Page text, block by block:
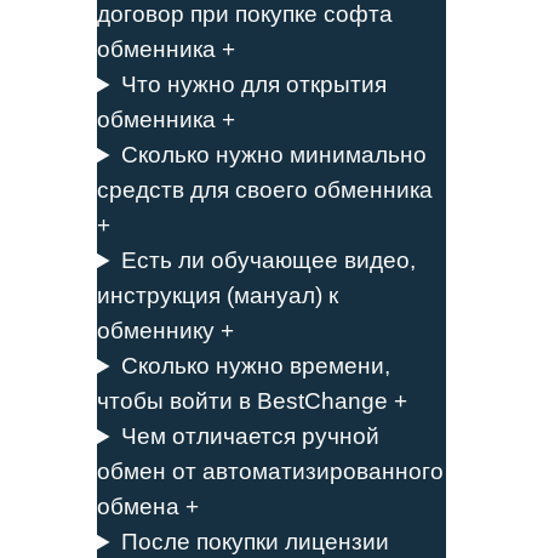
договор при покупке софта
обменника +
Что нужно для открытия
обменника +
Сколько нужно минимально
средств для своего обменника
+
Есть ли обучающее видео,
инструкция (мануал) к
обменнику +
Сколько нужно времени,
чтобы войти в BestChange +
Чем отличается ручной
обмен от автоматизированного
обмена +
После покупки лицензии